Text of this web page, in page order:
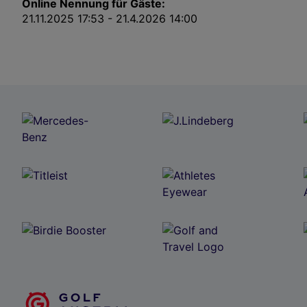
Online Nennung für Gäste:
21.11.2025 17:53 - 21.4.2026 14:00